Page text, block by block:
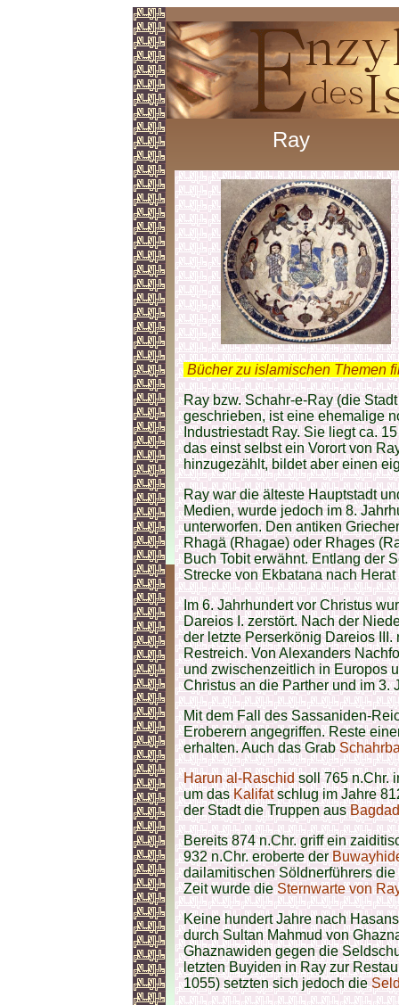
Ray
Bücher zu islamischen Themen
Ray bzw. Schahr-e-Ray (die
geschrieben, ist eine ehemalige
Industriestadt Ray. Sie liegt ca.
das einst selbst ein Vorort von
hinzugezählt, bildet aber einen
Ray war die älteste Hauptstadt
Medien, wurde jedoch im 8.
unterworfen. Den antiken
Rhagä (Rhagae) oder Rhages
Buch Tobit erwähnt. Entlang der
Strecke von Ekbatana nach
Im 6. Jahrhundert vor Christus
Dareios I. zerstört. Nach der
der letzte Perserkönig Dareios
Restreich. Von Alexanders
und zwischenzeitlich in Europos
Christus an die Parther und im 3.
Mit dem Fall des Sassaniden-
Eroberern angegriffen. Reste
erhalten. Auch das Grab
Harun al-Raschidsoll 765 n.Chr.
um dasKalifatschlug im Jahre
der Stadt die Truppen ausBagdad
Bereits 874 n.Chr. griff ein
932 n.Chr. eroberte der
dailamitischen Söldnerführers
Zeit wurde dieSternwarte von
Keine hundert Jahre nach
durch Sultan Mahmud von
Ghaznawiden gegen die
letzten Buyiden in Ray zur
1055) setzten sich jedoch die